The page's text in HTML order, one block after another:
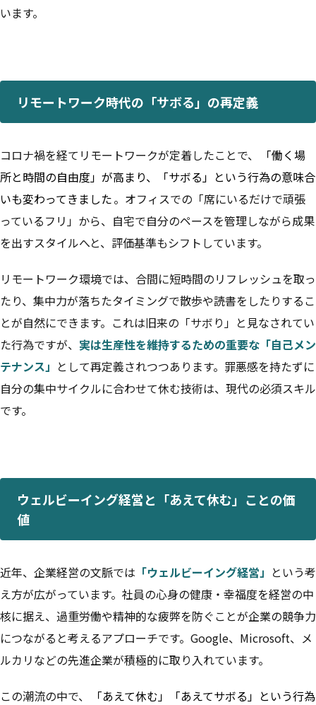
います。
リモートワーク時代の「サボる」の再定義
コロナ禍を経てリモートワークが定着したことで、
「働く場
所と時間の自由度」が高まり、「サボる」という行為の意味合
いも変わってきました。オフィスでの「席にいるだけで頑張
っているフリ」から、自宅で自分のペースを管理しながら成果
を出すスタイルへと、評価基準もシフトしています。
リモートワーク環境では、合間に短時間のリフレッシュを取っ
たり、集中力が落ちたタイミングで散歩や読書をしたりするこ
とが自然にできます。これは旧来の「サボり」と見なされてい
た行為ですが、 実は生産性を維持するための重要な「自己メン
テナンス」 として再定義されつつあります。罪悪感を持たずに
自分の集中サイクルに合わせて休む技術は、現代の必須スキル
です。
ウェルビーイング経営と「あえて休む」ことの価
値
近年、企業経営の文脈では 「ウェルビーイング経営」 という考
え方が広がっています。社員の心身の健康・幸福度を経営の中
核に据え、過重労働や精神的な疲弊を防ぐことが企業の競争力
につながると考えるアプローチです。Google、Microsoft、メ
ルカリなどの先進企業が積極的に取り入れています。
この潮流の中で、
「あえて休む」「あえてサボる」という行為